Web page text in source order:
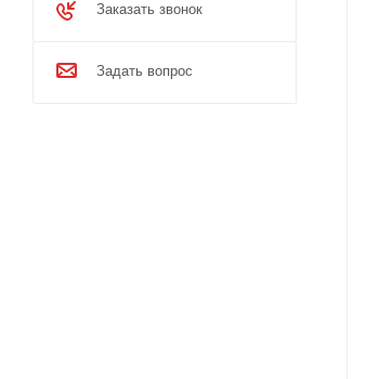
Заказать звонок
Задать вопрос